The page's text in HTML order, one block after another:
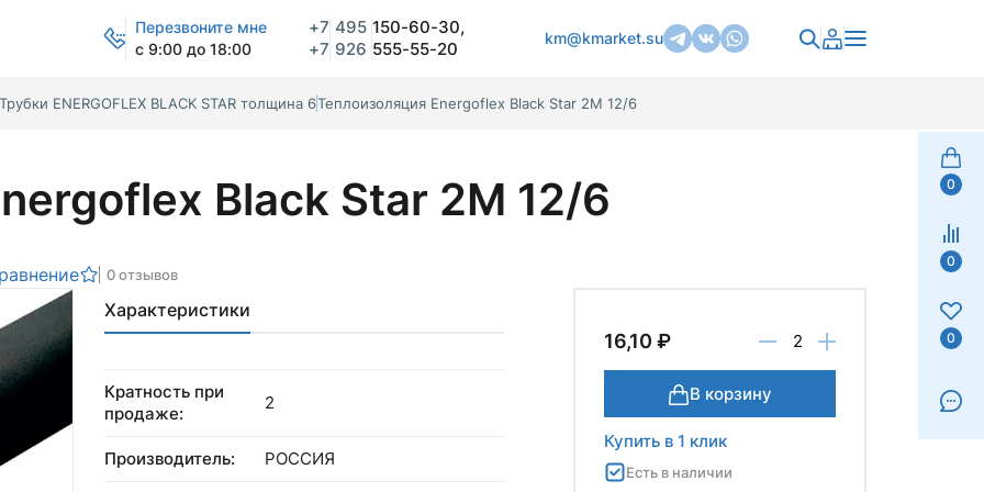
Перезвоните мне
с 9:00 до 18:00
+7 495 150-60-30,
+7 926 555-55-20
km@kmarket.su
0
0
0
Трубки ENERGOFLEX BLACK STAR толщина 6Теплоизоляция Energoflex Black Star 2М 12/6
Black Star 2М 12/6
0 отзывов
Характеристики
Кратность при
продаже:
2
Производитель: РОССИЯ
16,10 ₽
В корзину
Купить в 1 клик
Есть в наличии